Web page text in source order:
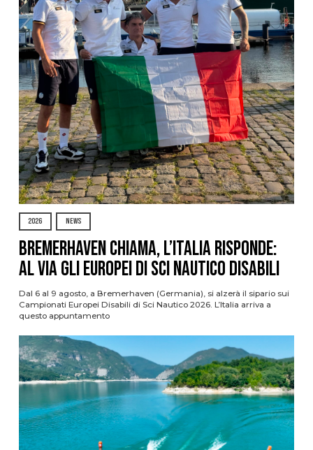
2026 NEWS
Bremerhaven chiama, l’Italia risponde:
al via gli Europei di Sci Nautico Disabili
Dal 6 al 9 agosto, a Bremerhaven (Germania), si alzerà il sipario sui
Campionati Europei Disabili di Sci Nautico 2026. L’Italia arriva a
questo appuntamento